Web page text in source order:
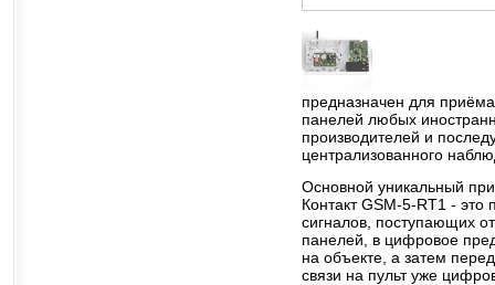
предназначен для
панелей любых
производителей и
централизованного
Основной уникальный
Контакт GSM-5-RT1 - это
сигналов, поступающих
панелей, в цифровое
на объекте, а затем
связи на пульт уже